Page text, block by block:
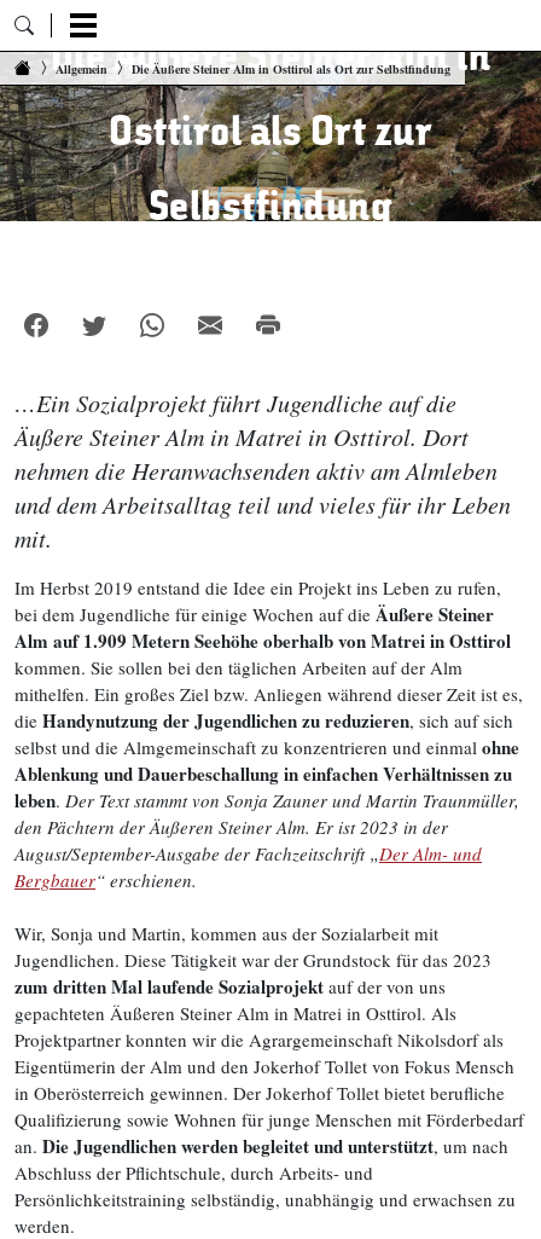
Zum Inhalt springen
Allgemein Die Äußere Steiner Alm in Osttirol als Ort zur Selbstfindung
Die Äußere Steiner Alm in
Osttirol als Ort zur
Selbstfindung
…Ein Sozialprojekt führt Jugendliche auf die
Äußere Steiner Alm in Matrei in Osttirol. Dort
nehmen die Heranwachsenden aktiv am Almleben
und dem Arbeitsalltag teil und vieles für ihr Leben
mit.
Im Herbst 2019 entstand die Idee ein Projekt ins Leben zu rufen,
bei dem Jugendliche für einige Wochen auf die Äußere Steiner
Alm auf 1.909 Metern Seehöhe oberhalb von Matrei in Osttirol
kommen. Sie sollen bei den täglichen Arbeiten auf der Alm
mithelfen. Ein großes Ziel bzw. Anliegen während dieser Zeit ist es,
die Handynutzung der Jugendlichen zu reduzieren, sich auf sich
selbst und die Almgemeinschaft zu konzentrieren und einmal ohne
Ablenkung und Dauerbeschallung in einfachen Verhältnissen zu
leben. Der Text stammt von Sonja Zauner und Martin Traunmüller,
den Pächtern der Äußeren Steiner Alm. Er ist 2023 in der
August/September-Ausgabe der Fachzeitschrift „Der Alm- und
Bergbauer“ erschienen.
Wir, Sonja und Martin, kommen aus der Sozialarbeit mit
Jugendlichen. Diese Tätigkeit war der Grundstock für das 2023
zum dritten Mal laufende Sozialprojekt auf der von uns
gepachteten Äußeren Steiner Alm in Matrei in Osttirol. Als
Projektpartner konnten wir die Agrargemeinschaft Nikolsdorf als
Eigentümerin der Alm und den Jokerhof Tollet von Fokus Mensch
in Oberösterreich gewinnen. Der Jokerhof Tollet bietet berufliche
Qualifizierung sowie Wohnen für junge Menschen mit Förderbedarf
an. Die Jugendlichen werden begleitet und unterstützt, um nach
Abschluss der Pflichtschule, durch Arbeits- und
Persönlichkeitstraining selbständig, unabhängig und erwachsen zu
werden.